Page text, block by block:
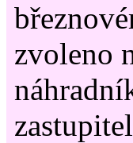
zvoleno